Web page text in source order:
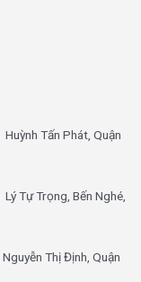
Huỳnh Tấn Phát, Quận
Lý Tự Trọng, Bến Nghé,
Nguyễn Thị Định, Quận